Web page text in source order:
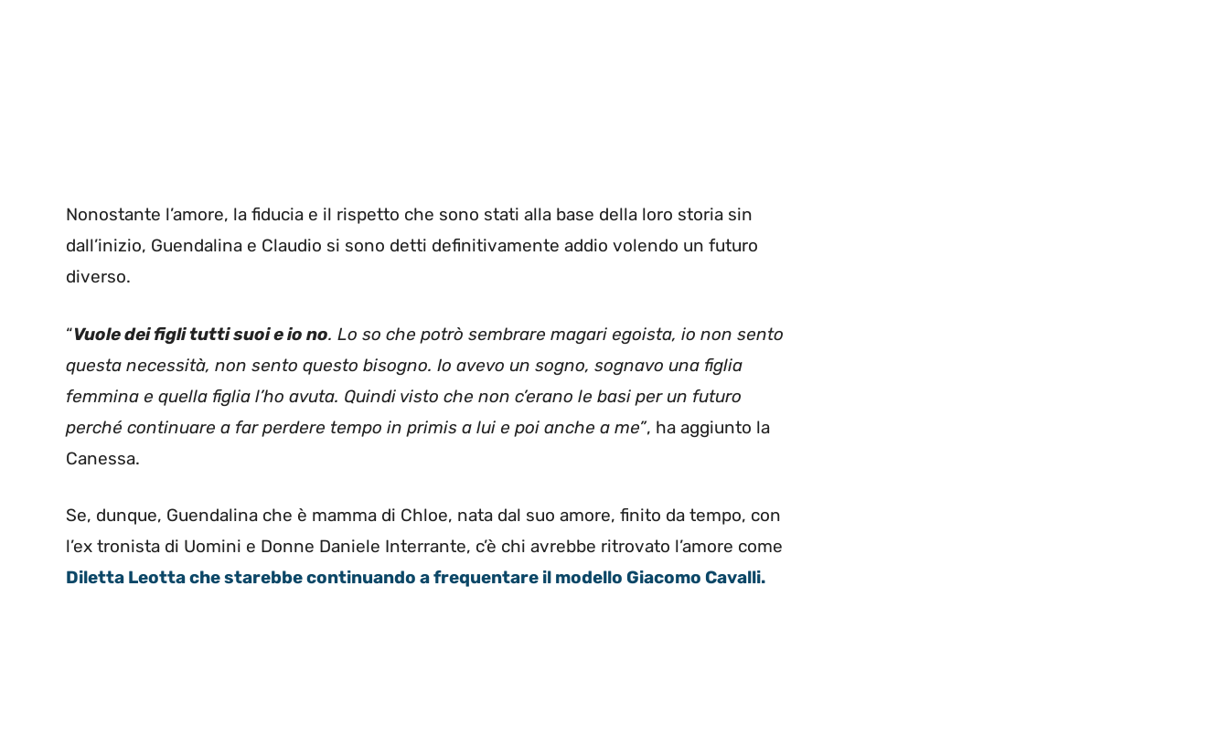
Nonostante l’amore, la fiducia e il rispetto che sono stati alla base della loro storia sin
dall’inizio, Guendalina e Claudio si sono detti definitivamente addio volendo un futuro
diverso.
“Vuole dei figli tutti suoi e io no. Lo so che potrò sembrare magari egoista, io non sento
questa necessità, non sento questo bisogno. Io avevo un sogno, sognavo una figlia
femmina e quella figlia l’ho avuta. Quindi visto che non c’erano le basi per un futuro
perché continuare a far perdere tempo in primis a lui e poi anche a me”, ha aggiunto la
Canessa.
Se, dunque, Guendalina che è mamma di Chloe, nata dal suo amore, finito da tempo, con
l’ex tronista di Uomini e Donne Daniele Interrante, c’è chi avrebbe ritrovato l’amore come
Diletta Leotta che starebbe continuando a frequentare il modello Giacomo Cavalli.